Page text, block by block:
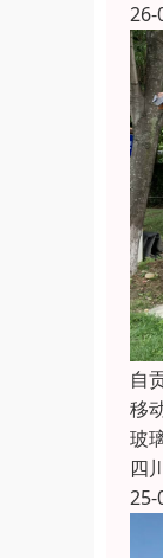
26-
自
移
玻
四
25-